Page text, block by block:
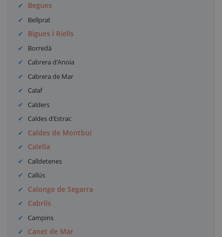
Begues
Bellprat
Bigues i Riells
Borredà
Cabrera d’Anoia
Cabrera de Mar
Calaf
Calders
Caldes d’Estrac
Caldes de Montbui
Calella
Calldetenes
Callús
Calonge de Segarra
Cabrils
Campins
Canet de Mar